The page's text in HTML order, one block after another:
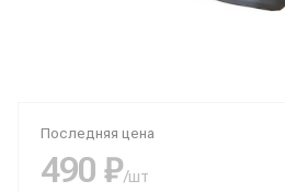
Последняя цена
490 ₽/шт